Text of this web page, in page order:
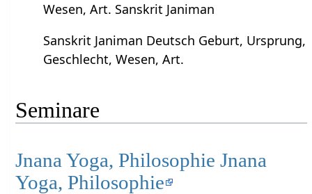
Wesen, Art. Sanskrit Janiman
Sanskrit Janiman Deutsch Geburt, Ursprung,
Geschlecht, Wesen, Art.
Seminare
Jnana Yoga, Philosophie Jnana
Yoga, Philosophie